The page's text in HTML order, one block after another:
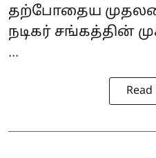
தற்போதைய
நடிகர் சங்கத்தின்
...